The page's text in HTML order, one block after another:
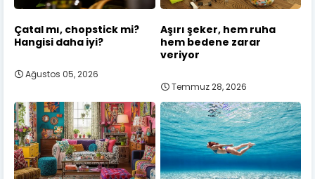
Çatal mı, chopstick mi?
Hangisi daha iyi?
Ağustos 05, 2026
Aşırı şeker, hem ruha
hem bedene zarar
veriyor
Temmuz 28, 2026